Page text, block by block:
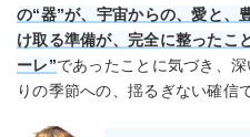
の“器”が、宇宙からの、愛と、
け取る準備が、完全に整ったこ
ーレ”であったことに気づき、
りの季節への、揺るぎない確信